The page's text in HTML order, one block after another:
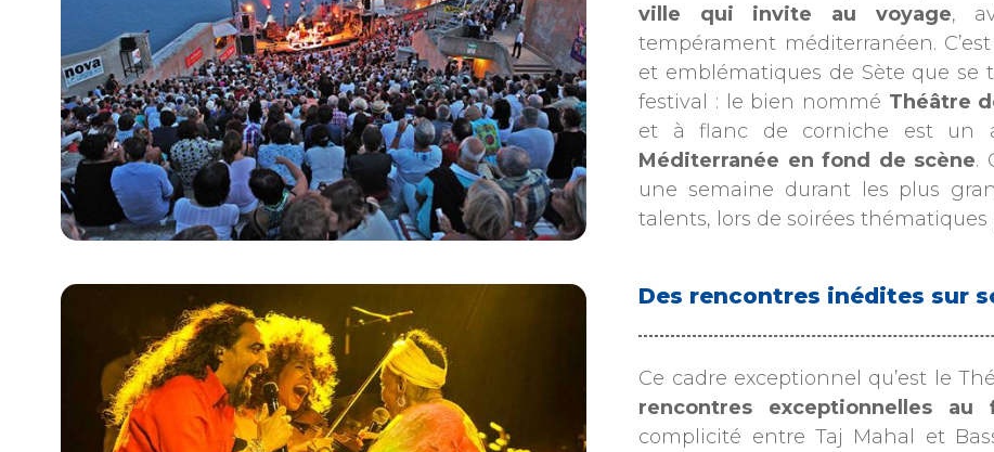
ville qui invite au voyage,
tempérament méditerranéen.
et emblématiques de Sète que
festival : le bien nommé Théâtre
et à flanc de corniche est un
Méditerranée en fond de scène.
une semaine durant les plus
talents, lors de soirées thématiques
Des rencontres inédites sur
Ce cadre exceptionnel qu’est le
rencontres exceptionnelles
complicité entre Taj Mahal et